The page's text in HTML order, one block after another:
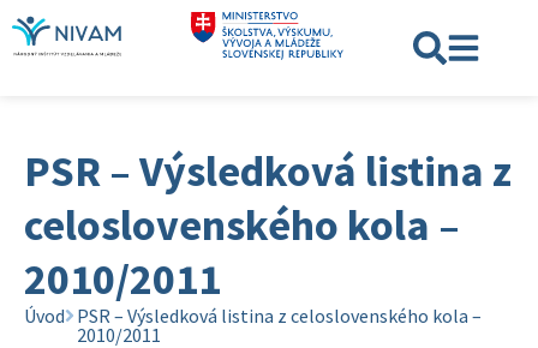
PSR – Výsledková listina z
celoslovenského kola –
2010/2011
Úvod PSR – Výsledková listina z celoslovenského kola –
2010/2011